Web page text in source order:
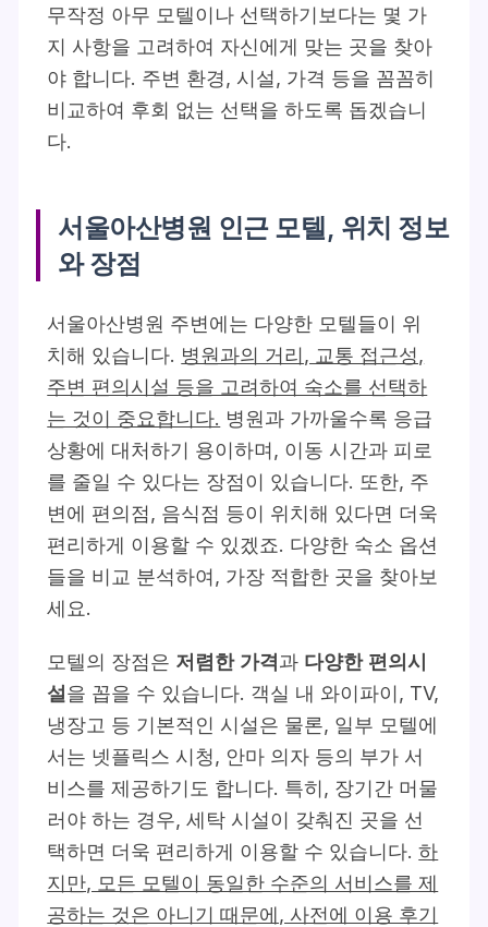
무작정 아무 모텔이나 선택하기보다는 몇 가
지 사항을 고려하여 자신에게 맞는 곳을 찾아
야 합니다. 주변 환경, 시설, 가격 등을 꼼꼼히
비교하여 후회 없는 선택을 하도록 돕겠습니
다.
서울아산병원 인근 모텔, 위치 정보
와 장점
서울아산병원 주변에는 다양한 모텔들이 위
치해 있습니다. 병원과의 거리, 교통 접근성,
주변 편의시설 등을 고려하여 숙소를 선택하
는 것이 중요합니다. 병원과 가까울수록 응급
상황에 대처하기 용이하며, 이동 시간과 피로
를 줄일 수 있다는 장점이 있습니다. 또한, 주
변에 편의점, 음식점 등이 위치해 있다면 더욱
편리하게 이용할 수 있겠죠. 다양한 숙소 옵션
들을 비교 분석하여, 가장 적합한 곳을 찾아보
세요.
모텔의 장점은 저렴한 가격과 다양한 편의시
설을 꼽을 수 있습니다. 객실 내 와이파이, TV,
냉장고 등 기본적인 시설은 물론, 일부 모텔에
서는 넷플릭스 시청, 안마 의자 등의 부가 서
비스를 제공하기도 합니다. 특히, 장기간 머물
러야 하는 경우, 세탁 시설이 갖춰진 곳을 선
택하면 더욱 편리하게 이용할 수 있습니다.하
지만, 모든 모텔이 동일한 수준의 서비스를 제
공하는 것은 아니기 때문에, 사전에 이용 후기